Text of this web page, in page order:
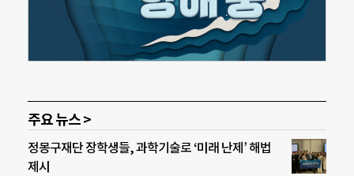
주요 뉴스 >
정몽구재단 장학생들, 과학기술로 ‘미래 난제’ 해법
제시